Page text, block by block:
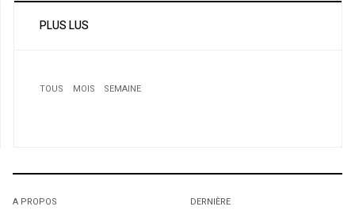
PLUS LUS
TOUS MOIS
SEMAINE
FCA: Communiqué Gala d'Excellence 2013
3
A PROPOS
DERNIÈRE